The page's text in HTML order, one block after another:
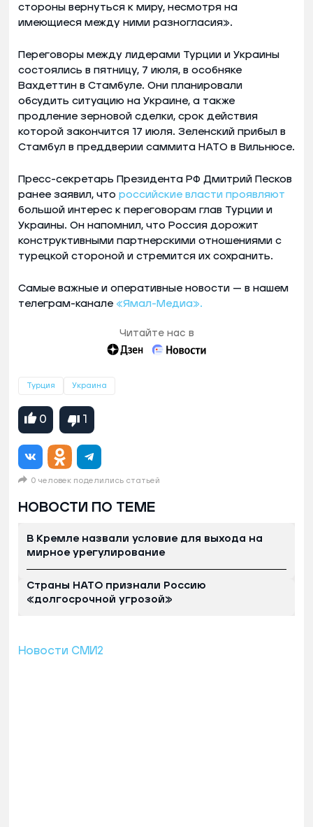
стороны вернуться к миру, несмотря на
имеющиеся между ними разногласия».
Переговоры между лидерами Турции и Украины
состоялись в пятницу, 7 июля, в особняке
Вахдеттин в Стамбуле. Они планировали
обсудить ситуацию на Украине, а также
продление зерновой сделки, срок действия
которой закончится 17 июля. Зеленский прибыл в
Стамбул в преддверии саммита НАТО в Вильнюсе.
Пресс-секретарь Президента РФ Дмитрий Песков
ранее заявил, что российские власти проявляют
большой интерес к переговорам глав Турции и
Украины. Он напомнил, что Россия дорожит
конструктивными партнерскими отношениями с
турецкой стороной и стремится их сохранить.
Самые важные и оперативные новости — в нашем
телеграм-канале «Ямал-Медиа».
Читайте нас в
Турция Украина
0 1
0 человек поделились статьей
НОВОСТИ ПО ТЕМЕ
В Кремле назвали условие для выхода на
мирное урегулирование
Страны НАТО признали Россию
«долгосрочной угрозой»
Новости СМИ2